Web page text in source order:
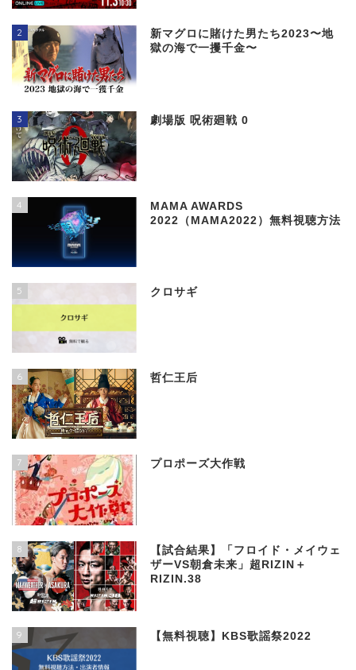
2
新マグロに賭けた男たち2023〜地
獄の海で一攫千金〜
3 劇場版 呪術廻戦 0
4
MAMA AWARDS
2022（MAMA2022）無料視聴方法
5 クロサギ
6 哲仁王后
7 プロポーズ大作戦
8
【試合結果】「フロイド・メイウェ
ザーVS朝倉未来」超RIZIN＋
RIZIN.38
9 【無料視聴】KBS歌謡祭2022